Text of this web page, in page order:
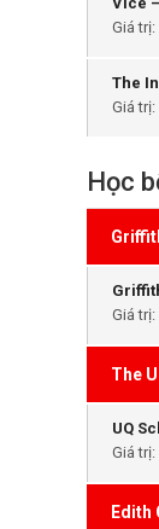
Giá
The
Giá
Học
Giá
The
UQ
Giá
Edith